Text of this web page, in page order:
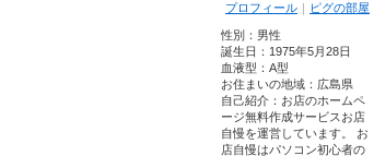
プロフィール ｜ ピグの部屋
性別： 男性
誕生日： 1975年5月28日
血液型： A型
お住まいの地域： 広島県
自己紹介：お店のホームペ
ージ無料作成サービスお店
自慢を運営しています。 お
店自慢はパソコン初心者の